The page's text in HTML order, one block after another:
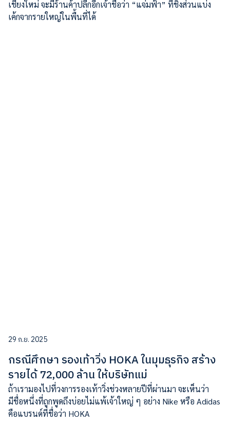
เชียงใหม่ จะมีร้านค้าปลีกอีกเจ้าชื่อว่า “แจ่มฟ้า” ที่ชิงส่วนแบ่ง
เค้กจากรายใหญ่ในพื้นที่ได้
29 ก.ย. 2025
กรณีศึกษา รองเท้าวิ่ง HOKA ในมุมธุรกิจ สร้าง
รายได้ 72,000 ล้าน ให้บริษัทแม่
ถ้าเรามองไปที่วงการรองเท้าวิ่งช่วงหลายปีที่ผ่านมา จะเห็นว่า
มีชื่อหนึ่งที่ถูกพูดถึงบ่อยไม่แพ้เจ้าใหญ่ ๆ อย่าง Nike หรือ Adidas
คือแบรนด์ที่ชื่อว่า HOKA